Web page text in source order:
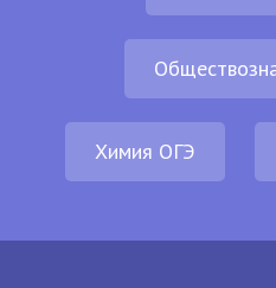
Химия ОГЭ